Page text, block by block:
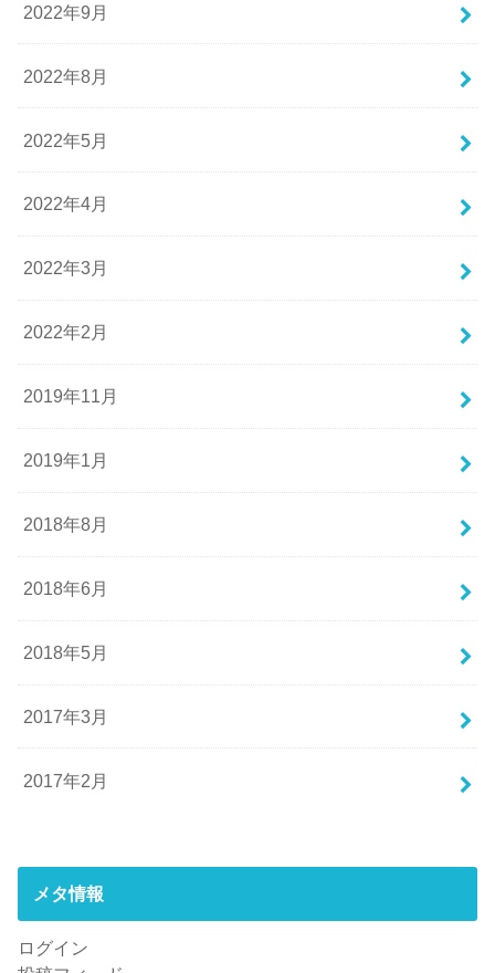
2022年9月
2022年8月
2022年5月
2022年4月
2022年3月
2022年2月
2019年11月
2019年1月
2018年8月
2018年6月
2018年5月
2017年3月
2017年2月
メタ情報
ログイン